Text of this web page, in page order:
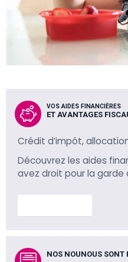
VOS AIDES FINANCIÈRES
ET AVANTAGES
Crédit d’impôt, allocation
Découvrez les aides
avez droit pour la
NOS NOUNOUS SONT